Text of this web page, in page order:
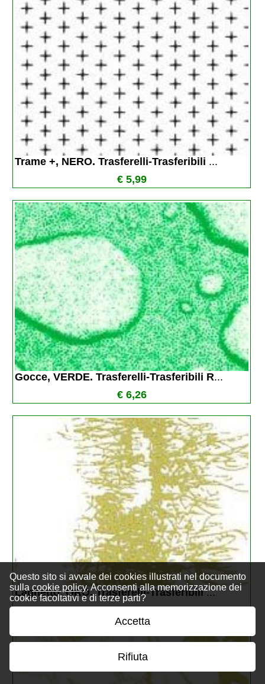
Questo sito si avvale dei cookies illustrati nel documento
sulla cookie policy. Acconsenti alla memorizzazione dei
cookie facoltativi e di terze parti?
Accetta
Rifiuta
Trame +, NERO. Trasferelli-Trasferibili ...
€ 5,99
Gocce, VERDE. Trasferelli-Trasferibili R...
€ 6,26
Laghetto, ORO. Trasferelli-Trasferibili ...
€ 6,26